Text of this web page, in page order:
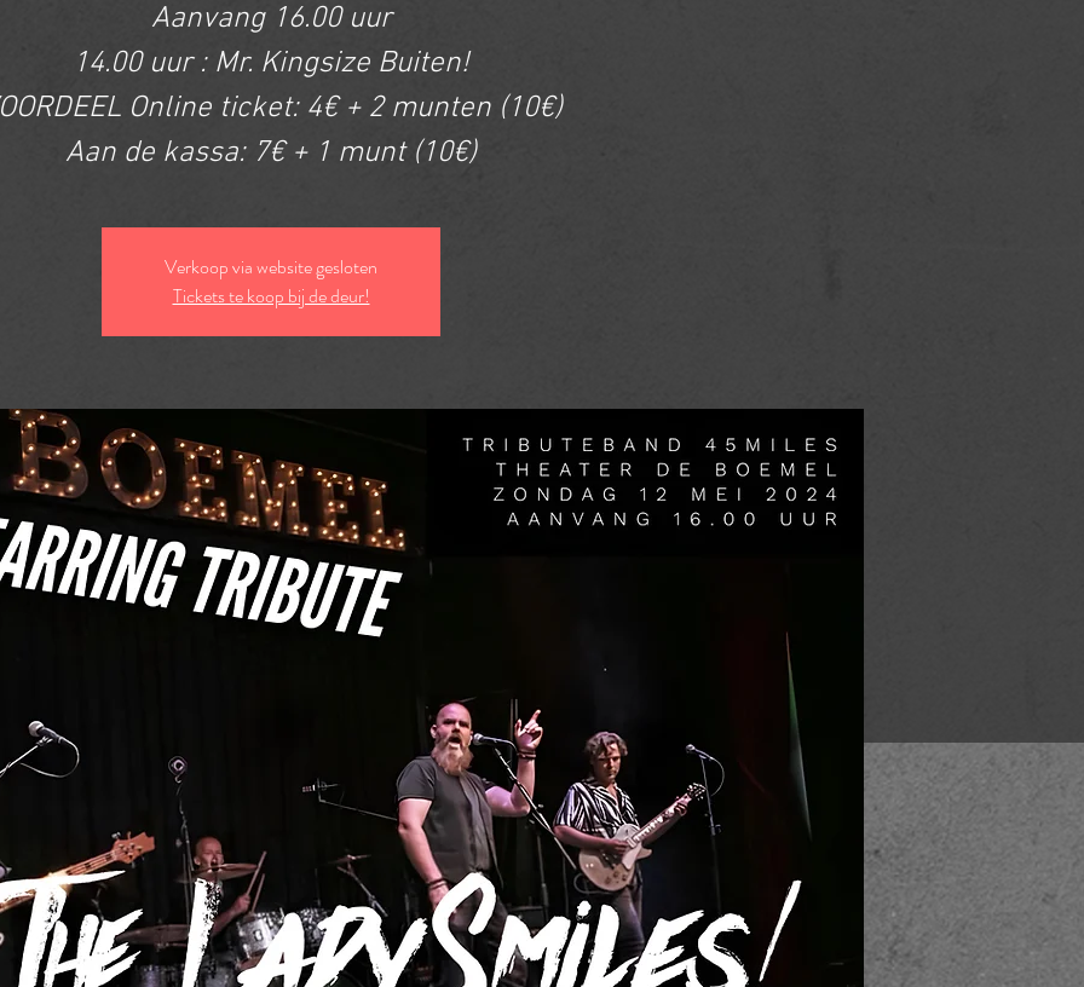
Aanvang 16.00 uur
14.00 uur : Mr. Kingsize Buiten!
Online ticket: 4€ + 2 munten (10€)
Aan de kassa: 7€ + 1 munt (10€)
Verkoop via website gesloten
Tickets te koop bij de deur!